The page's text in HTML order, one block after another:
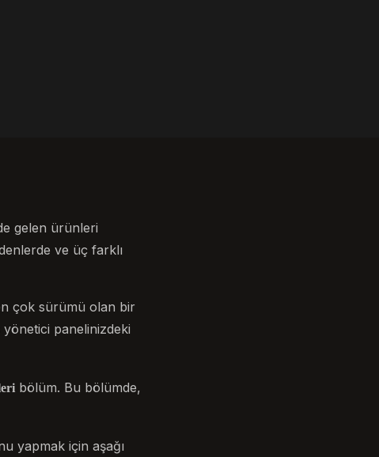
gelen ürünleri
ve üç farklı
çok sürümü olan bir
panelinizdeki
bölüm. Bu bölümde,
yapmak için aşağı